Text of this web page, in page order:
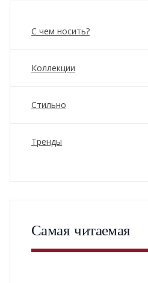
С чем носить?
Коллекции
Стильно
Тренды
Самая читаемая